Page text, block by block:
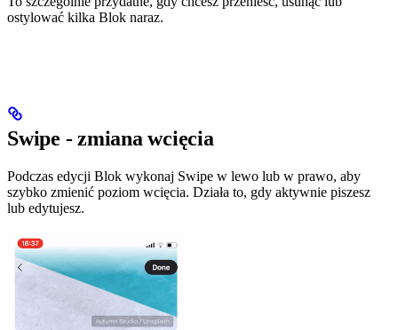
ostylować kilka Blok naraz.
Swipe - zmiana wcięcia
Podczas edycji Blok wykonaj Swipe w lewo lub w prawo, aby
szybko zmienić poziom wcięcia. Działa to, gdy aktywnie piszesz
lub edytujesz.